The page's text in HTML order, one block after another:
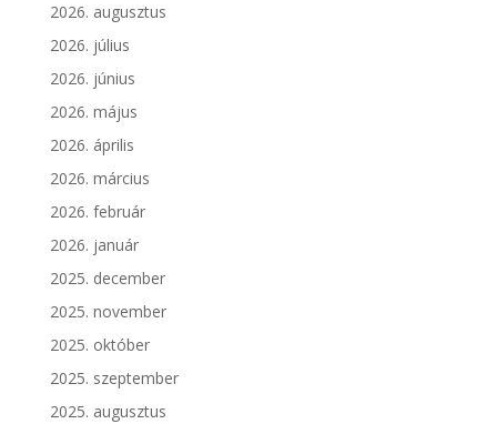
2026. augusztus
2026. július
2026. június
2026. május
2026. április
2026. március
2026. február
2026. január
2025. december
2025. november
2025. október
2025. szeptember
2025. augusztus